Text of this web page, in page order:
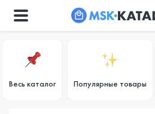
Весь каталог Популярные товары